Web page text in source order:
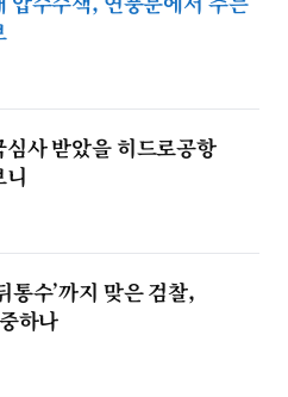
사 받았을 히드로공항
니
통수’까지 맞은 검찰,
하나